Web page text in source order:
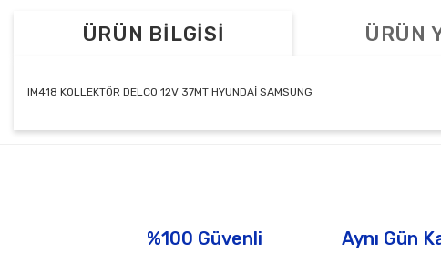
ÜRÜN BİLGİSİ ÜRÜN
IM418 KOLLEKTÖR DELCO 12V 37MT HYUNDAİ SAMSUNG
%100 Güvenli
Aynı Gün